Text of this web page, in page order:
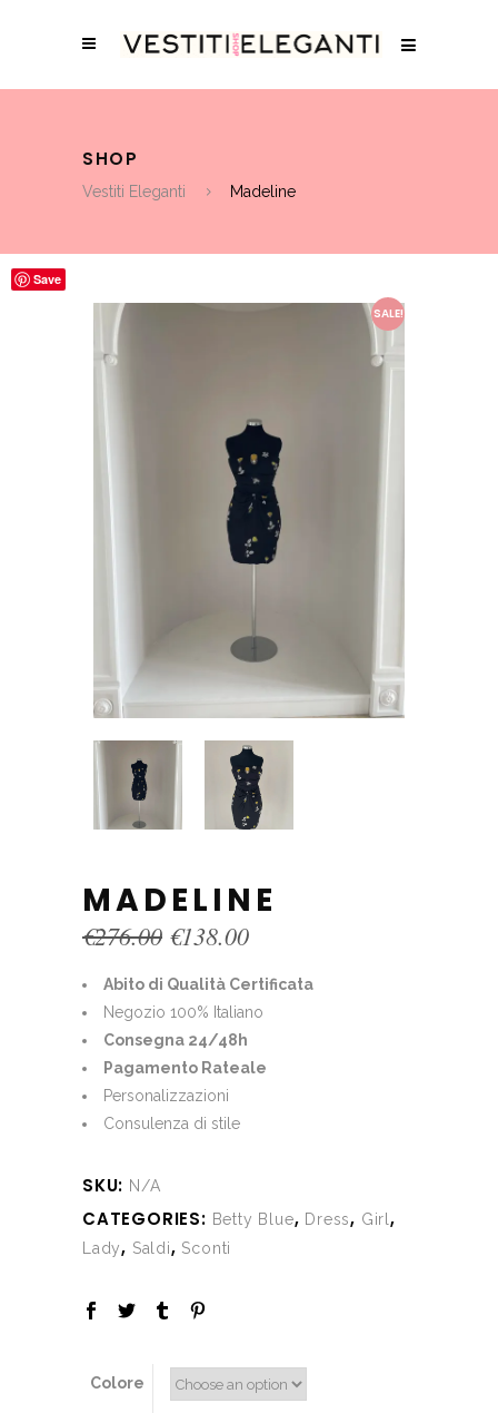
SHOP
Vestiti Eleganti Madeline
Save
SALE!
MADELINE
€276.00 Original
was:
€276.00.
€138.00Current
is:
€138.00.
Abito di Qualità Certificata
Negozio 100% Italiano
Consegna 24/48h
Pagamento Rateale
Personalizzazioni
Consulenza di stile
SKU: N/A
CATEGORIES: Betty Blue, Dress, Girl,
Lady, Saldi, Sconti
Colore